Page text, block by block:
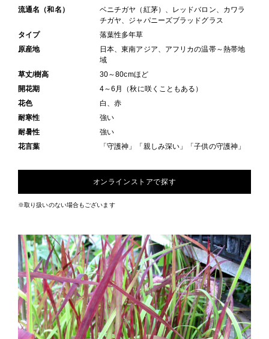
流通名（和名）
ベニチガヤ（紅茅）、レッドバロン、カワラ
チガヤ、ジャパニーズブラッドグラス
タイプ
落葉性多年草
原産地
日本、東南アジア、アフリカの温帯～熱帯地
域
草丈/樹高
30～80cmほど
開花期
4～6月（秋に咲くこともある）
花色
白、赤
耐寒性
強い
耐暑性
強い
花言葉
「守護神」「親しみ深い」「子供の守護神」
オンラインストアで探す
※取り扱いのない場合もございます